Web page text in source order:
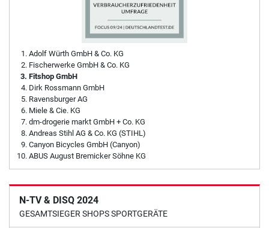
Adolf Würth GmbH & Co. KG
Fischerwerke GmbH & Co. KG
Fitshop GmbH
Dirk Rossmann GmbH
Ravensburger AG
Miele & Cie. KG
dm-drogerie markt GmbH + Co. KG
Andreas Stihl AG & Co. KG (STIHL)
Canyon Bicycles GmbH (Canyon)
ABUS August Bremicker Söhne KG
N-TV & DISQ 2024
GESAMTSIEGER SHOPS SPORTGERÄTE